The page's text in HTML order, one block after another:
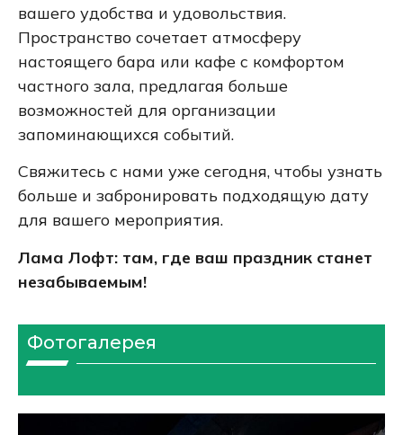
вашего удобства и удовольствия.
Пространство сочетает атмосферу
настоящего бара или кафе с комфортом
частного зала, предлагая больше
возможностей для организации
запоминающихся событий.
Свяжитесь с нами уже сегодня, чтобы узнать
больше и забронировать подходящую дату
для вашего мероприятия.
Лама Лофт: там, где ваш праздник станет
незабываемым!
Фотогалерея